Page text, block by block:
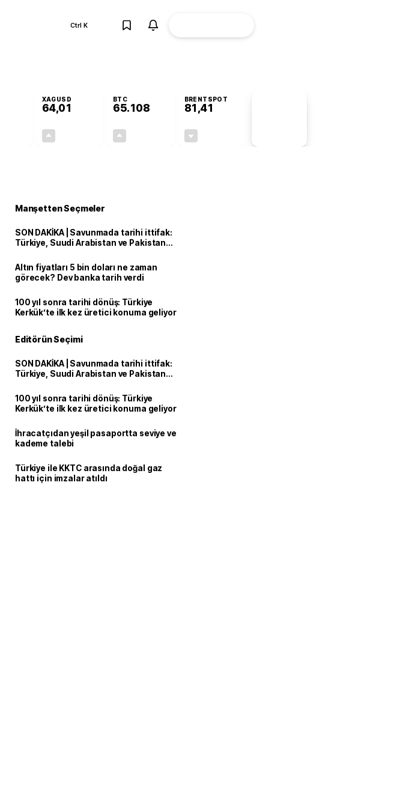
Ctrl K
XAGUSD
64,01
BTC
65.108
BRENTSPOT
81,41
Manşetten Seçmeler
SON DAKİKA | Savunmada tarihi ittifak:
Türkiye, Suudi Arabistan ve Pakistan
Altın fiyatları 5 bin doları ne zaman
görecek? Dev banka tarih verdi
100 yıl sonra tarihi dönüş: Türkiye
Kerkük’te ilk kez üretici konuma geliyor
Editörün Seçimi
SON DAKİKA | Savunmada tarihi ittifak:
Türkiye, Suudi Arabistan ve Pakistan
100 yıl sonra tarihi dönüş: Türkiye
Kerkük’te ilk kez üretici konuma geliyor
İhracatçıdan yeşil pasaportta seviye ve
kademe talebi
Türkiye ile KKTC arasında doğal gaz
hattı için imzalar atıldı